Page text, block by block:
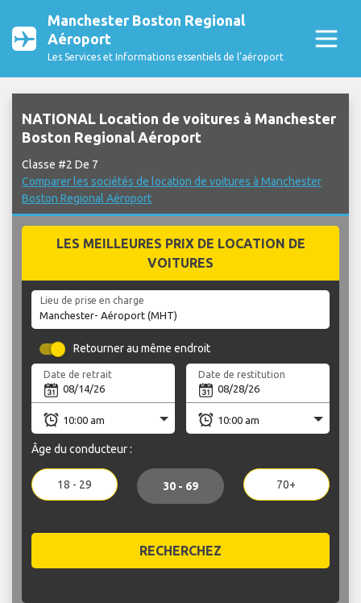
Manchester Boston Regional
Aéroport
Les Services et Informations essentiels de l’aéroport
NATIONAL Location de voitures à Manchester
Boston Regional Aéroport
Classe #2 De 7
Comparer les sociétés de location de voitures à Manchester
Boston Regional Aéroport
LES MEILLEURES PRIX DE LOCATION DE
VOITURES
Lieu de prise en charge
Retourner au même endroit
Date de retrait Date de restitution
Âge du conducteur :
18 - 29 30 - 69 70+
RECHERCHEZ